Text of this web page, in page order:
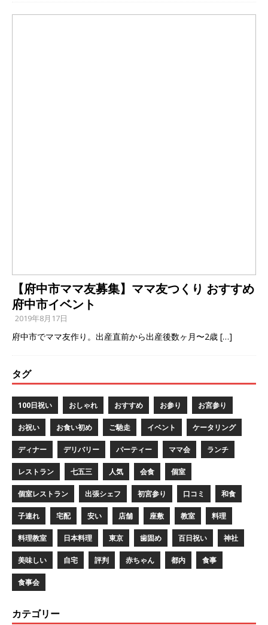
【府中市ママ友募集】ママ友つくり おすすめ
府中市イベント
2019年8月17日
府中市でママ友作り。出産直前から出産後数ヶ月〜2歳 […]
タグ
100日祝い おしゃれ おすすめ お参り お宮参り
お祝い お食い初め ご馳走 イベント ケータリング
ディナー デリバリー パーティー ママ会 ランチ
レストラン 七五三 人気 会食 個室
個室レストラン 出張シェフ 初宮参り 口コミ 和食
子連れ 宅配 安い 店舗 座敷 教室 料理
料理教室 日本料理 東京 歯固め 百日祝い 神社
美味しい 自宅 評判 赤ちゃん 都内 食事
食事会
カテゴリー